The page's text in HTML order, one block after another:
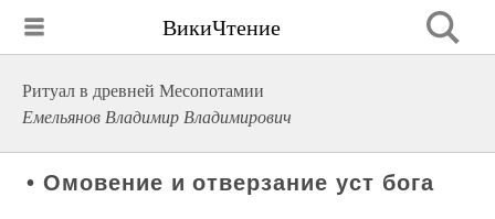
ВикиЧтение
Ритуал в древней Месопотамии
Емельянов Владимир Владимирович
• Омовение и отверзание уст бога